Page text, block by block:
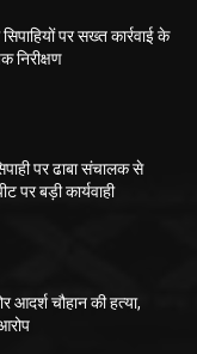
पर सख्त कार्रवाई के
निरीक्षण
पर ढाबा संचालक से
पर बड़ी कार्यवाही
आदर्श चौहान की हत्या,